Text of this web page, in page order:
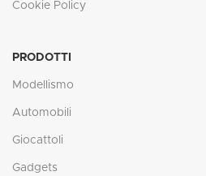
Cookie Policy
PRODOTTI
Modellismo
Automobili
Giocattoli
Gadgets